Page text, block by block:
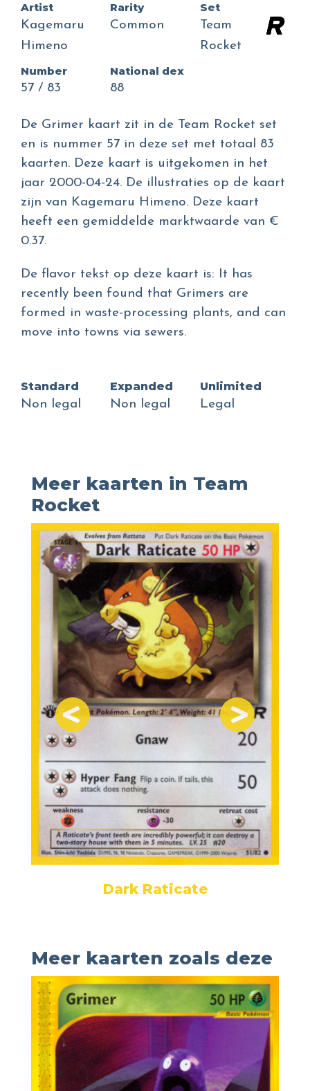
Artist
Kagemaru
Himeno
Rarity
Common
Set
Team
Rocket
Number
57 / 83
National dex
88
De Grimer kaart zit in de Team Rocket set
en is nummer 57 in deze set met totaal 83
kaarten. Deze kaart is uitgekomen in het
jaar 2000-04-24. De illustraties op de kaart
zijn van Kagemaru Himeno. Deze kaart
heeft een gemiddelde marktwaarde van €
0.37.
De flavor tekst op deze kaart is: It has
recently been found that Grimers are
formed in waste-processing plants, and can
move into towns via sewers.
Standard
Non legal
Expanded
Non legal
Unlimited
Legal
Meer kaarten in Team
Rocket
Dark Raticate
Meer kaarten zoals deze